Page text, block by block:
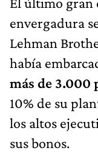
envergadura
Lehman
había
más de 3.000
10% de su
los altos
sus bonos.